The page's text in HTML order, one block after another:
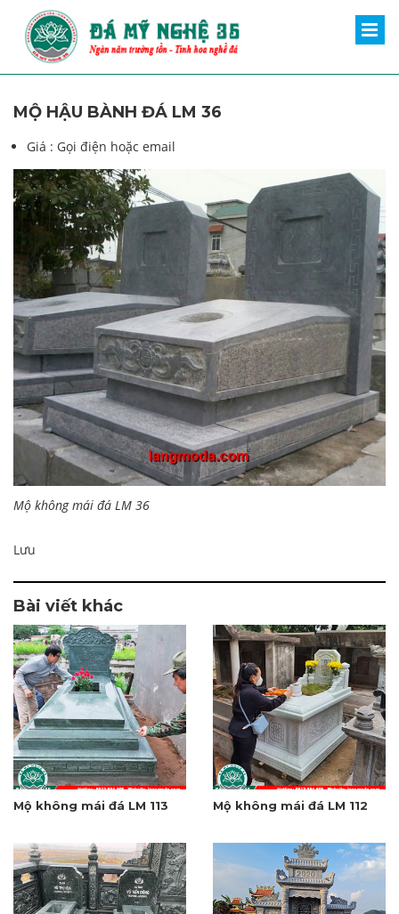
MỘ HẬU BÀNH ĐÁ LM 36
Giá : Gọi điện hoặc email
Mộ không mái đá LM 36
Lưu
Bài viết khác
Mộ không mái đá LM 113 Mộ không mái đá LM 112